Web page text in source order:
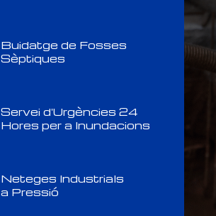
Buidatge de Fosses
Sèptiques
Servei d'Urgències 24
Hores per a Inundacions
Neteges Industrials
a Pressió